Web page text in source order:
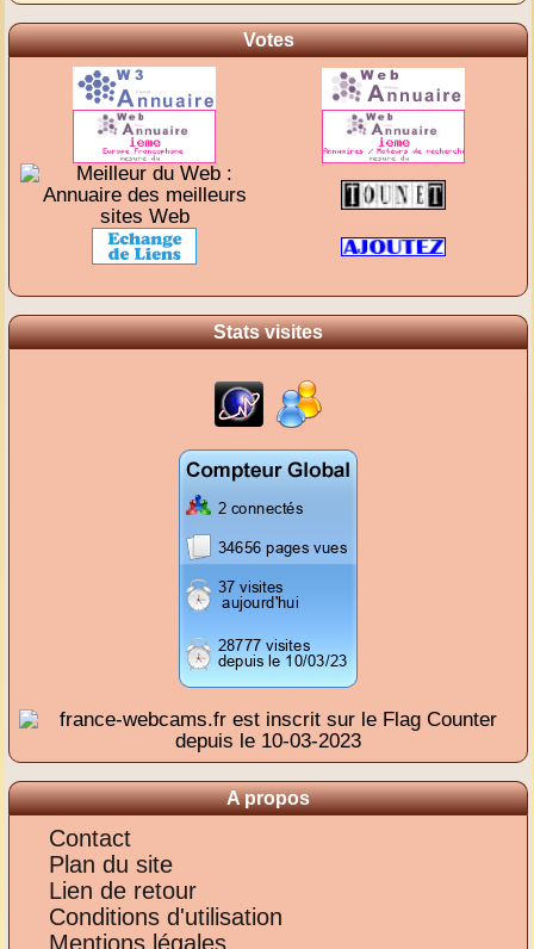
Votes
Stats visites
A propos
Contact
Plan du site
Lien de retour
Conditions d'utilisation
Mentions légales